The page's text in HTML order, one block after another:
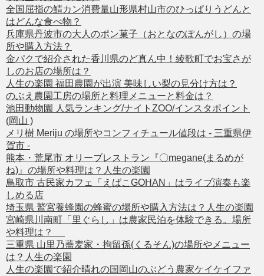
全国屈指の鯖カン消費量山形県村山市のひっぱりうどんと
はどんな食べ物？
兵庫県丹波市の大人のポン菓子（おとなのぽんがし）の場
所や購入方法？
金パクで紹介された香川県のど真ん中！綾歌町でお宝さが
しのお店の場所は？
人生の楽園 福田農園が出演 美味しい梨の見分け方は？
のぶえ農園工房の場所と料理メニューと料金は？
池田動物園 人気ランキング/ナイトZOO/インスタポイント
(岡山 )
メリ樹 Meriju の場所やコンフィチュール値段は - 三重県伊
賀市 -
熊本・荒尾市 オリーブレストラン『〇megane(まるめが
ね)』の場所や料理は？人生の楽園
鳥取市 古民家カフェ「えばこGOHAN」はライブ演奏も楽
しめる店
埼玉県 鷲宮養蜂園の蜂蜜の場所や購入方法は？人生の楽園
宮崎県川南町「里ぐらし」は農家民泊を体験できる。場所
や料理は？
三重県 山里乃蕎麦家・拘留孫(くるそん)の場所やメニュー
は？人生の楽園
人生の楽園で紹介晴れの国岡山のぶどう農家ケイケイファ